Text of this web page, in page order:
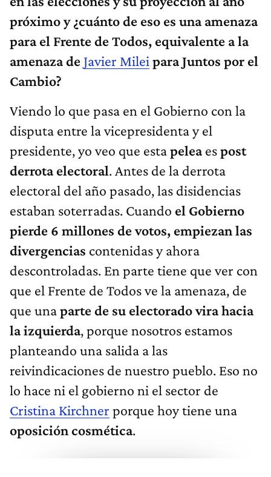
próximo y ¿cuánto de eso es una amenaza
para el Frente de Todos, equivalente a la
amenaza de Javier Milei para Juntos por el
Cambio?
Viendo lo que pasa en el Gobierno con la
disputa entre la vicepresidenta y el
presidente, yo veo que estapeleaespost
derrota electoral. Antes de la derrota
electoral del año pasado, las disidencias
estaban soterradas. Cuando el Gobierno
pierde 6 millones de votos, empiezan las
divergencias contenidas y ahora
descontroladas. En parte tiene que ver con
que el Frente de Todos ve la amenaza, de
que unaparte de su electorado vira hacia
la izquierda, porque nosotros estamos
planteando una salida a las
reivindicaciones de nuestro pueblo. Eso no
lo hace ni el gobierno ni el sector de
Cristina Kirchner porque hoy tiene una
oposición cosmética.